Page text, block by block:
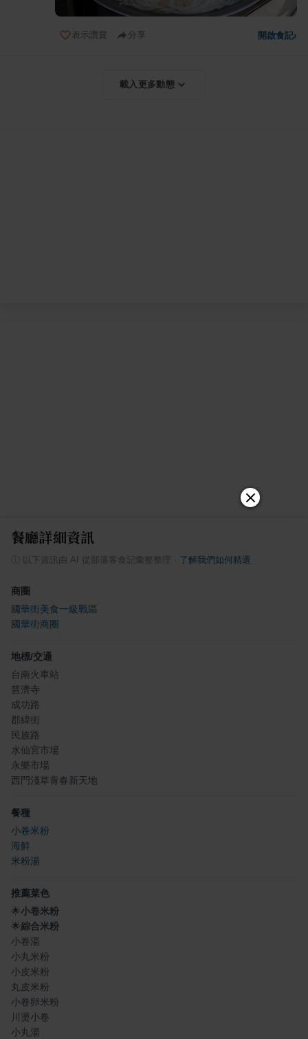
表示讚賞 分享 開啟食記›
載入更多動態
餐廳詳細資訊
以下資訊由 AI 從部落客食記彙整整理 了解我們如何精選
商圈
國華街美食一級戰區
國華街商圈
地標/交通
台南火車站
普濟寺
成功路
郡緯街
民族路
水仙宮市場
永樂市場
西門淺草青春新天地
餐種
小卷米粉
海鮮
米粉湯
推薦菜色
🌟小卷米粉
🌟綜合米粉
小卷湯
小丸米粉
小皮米粉
丸皮米粉
小卷卵米粉
川燙小卷
小丸湯